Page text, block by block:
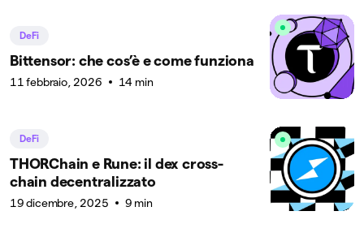
DeFi
Bittensor: che cos’è e come funziona
11 febbraio, 2026 14 min
DeFi
THORChain e Rune: il dex cross-
chain decentralizzato
19 dicembre, 2025 9 min